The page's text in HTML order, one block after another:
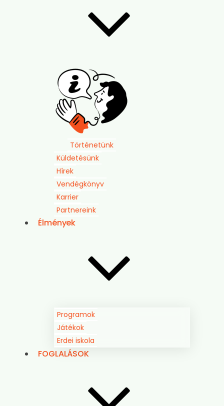
Történetünk
Küldetésünk
Hírek
Vendégkönyv
Karrier
Partnereink
Élmények
Programok
Játékok
Erdei iskola
FOGLALÁSOK